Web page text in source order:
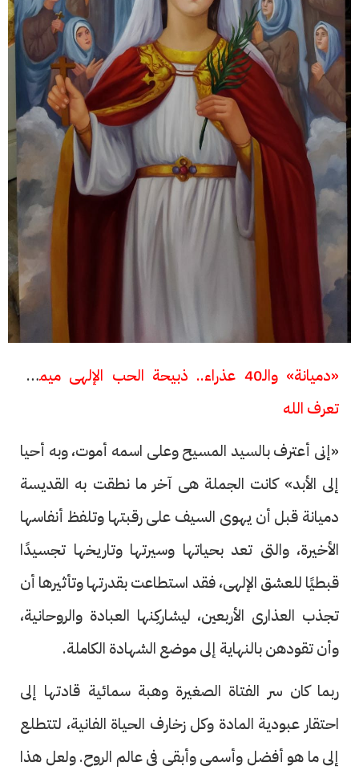
«دميانة» والـ40 عذراء.. ذبيحة الحب الإلهى ميمونة
تعرف الله
«إنى أعترف بالسيد المسيح وعلى اسمه أموت، وبه أحيا
إلى الأبد» كانت الجملة هى آخر ما نطقت به القديسة
دميانة قبل أن يهوى السيف على رقبتها وتلفظ أنفاسها
الأخيرة، والتى تعد بحياتها وسيرتها وتاريخها تجسيدًا
قبطيًا للعشق الإلهى، فقد استطاعت بقدرتها وتأثيرها أن
تجذب العذارى الأربعين، ليشاركِنها العبادة والروحانية،
وأن تقودهن بالنهاية إلى موضع الشهادة الكاملة.
ربما كان سر الفتاة الصغيرة وهبة سمائية قادتها إلى
احتقار عبودية المادة وكل زخارف الحياة الفانية، لتتطلع
إلى ما هو أفضل وأسمى وأبقى فى عالم الروح. ولعل هذا